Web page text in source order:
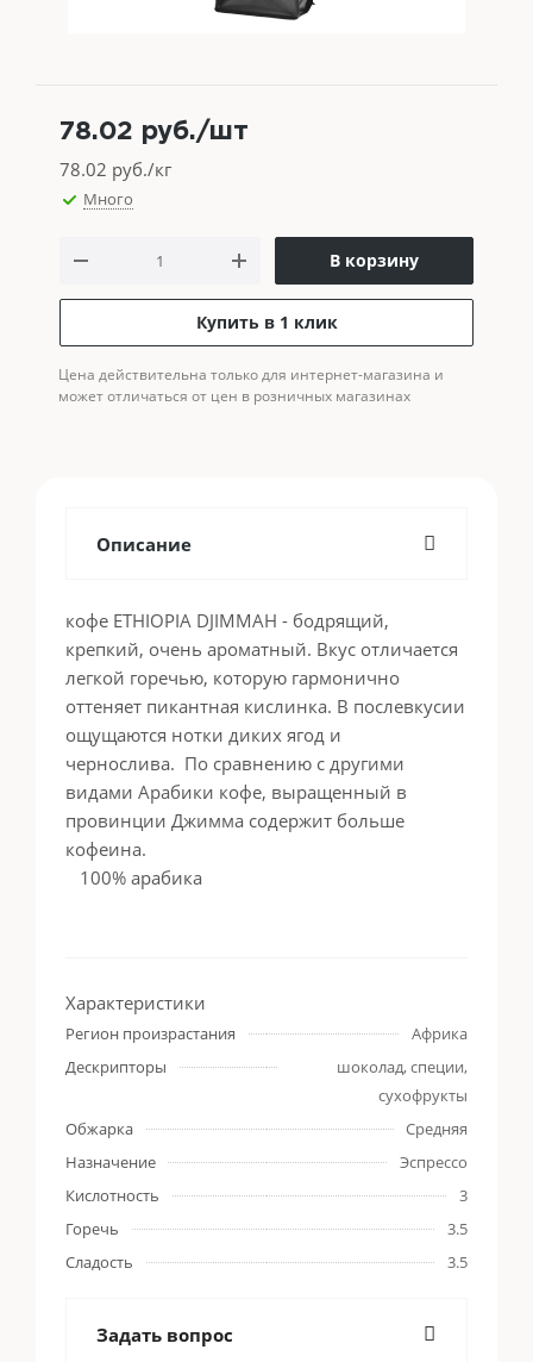
78.02 руб./шт
78.02 руб./кг
Много
В корзину
Купить в 1 клик
Цена действительна только для интернет-магазина и
может отличаться от цен в розничных магазинах
Описание
кофе ETHIOPIA DJIMMAH - бодрящий,
крепкий, очень ароматный. Вкус отличается
легкой горечью, которую гармонично
оттеняет пикантная кислинка. В послевкусии
ощущаются нотки диких ягод и
чернослива. По сравнению с другими
видами Арабики кофе, выращенный в
провинции Джимма содержит больше
кофеина.
100% арабика
Характеристики
Регион произрастания
Африка
Дескрипторы
шоколад, специи,
сухофрукты
Обжарка
Средняя
Назначение
Эспрессо
Кислотность
3
Горечь
3.5
Сладость
3.5
Задать вопрос